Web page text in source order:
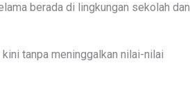
berada di lingkungan sekolah dan
tanpa meninggalkan nilai-nilai